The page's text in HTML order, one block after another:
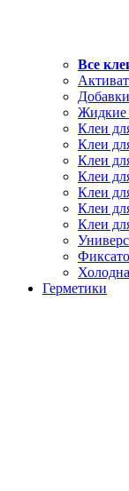
Все
Жидкие
Клеи
Клеи
Клеи
Клеи
Клеи
Клеи
Клеи
Герметики